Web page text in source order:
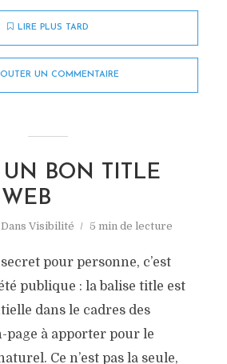
LIRE PLUS TARD
UN COMMENTAIRE
UN BON TITLE
Dans Visibilité 5 min de lecture
pour personne, c’est
publique : la balise title est
dans le cadres des
page à apporter pour le
Ce n’est pas la seule,